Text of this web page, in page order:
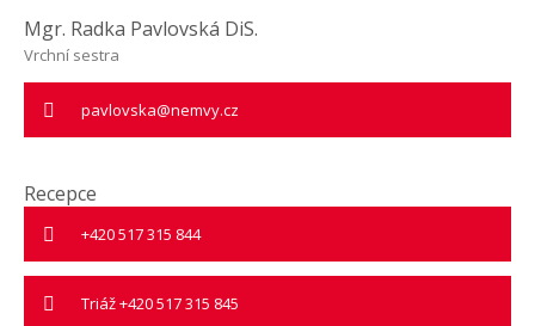
Mgr. Radka Pavlovská DiS.
Vrchní sestra
pavlovska@nemvy.cz
Recepce
+420 517 315 844
Triáž +420 517 315 845